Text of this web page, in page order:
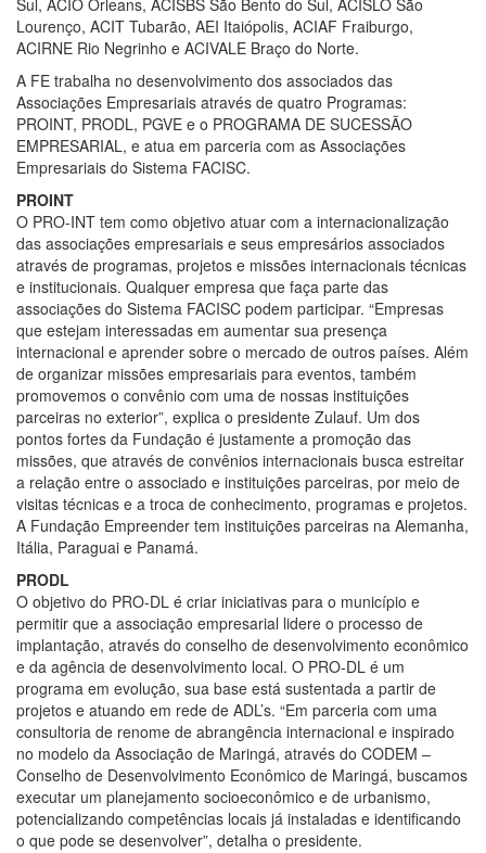
Sul, ACIO Orleans, ACISBS São Bento do Sul, ACISLO São
Lourenço, ACIT Tubarão, AEI Itaiópolis, ACIAF Fraiburgo,
ACIRNE Rio Negrinho e ACIVALE Braço do Norte.
A FE trabalha no desenvolvimento dos associados das
Associações Empresariais através de quatro Programas:
PROINT, PRODL, PGVE e o PROGRAMA DE SUCESSÃO
EMPRESARIAL, e atua em parceria com as Associações
Empresariais do Sistema FACISC.
PROINT
O PRO-INT tem como objetivo atuar com a internacionalização
das associações empresariais e seus empresários associados
através de programas, projetos e missões internacionais técnicas
e institucionais. Qualquer empresa que faça parte das
associações do Sistema FACISC podem participar. “Empresas
que estejam interessadas em aumentar sua presença
internacional e aprender sobre o mercado de outros países. Além
de organizar missões empresariais para eventos, também
promovemos o convênio com uma de nossas instituições
parceiras no exterior”, explica o presidente Zulauf. Um dos
pontos fortes da Fundação é justamente a promoção das
missões, que através de convênios internacionais busca estreitar
a relação entre o associado e instituições parceiras, por meio de
visitas técnicas e a troca de conhecimento, programas e projetos.
A Fundação Empreender tem instituições parceiras na Alemanha,
Itália, Paraguai e Panamá.
PRODL
O objetivo do PRO-DL é criar iniciativas para o município e
permitir que a associação empresarial lidere o processo de
implantação, através do conselho de desenvolvimento econômico
e da agência de desenvolvimento local. O PRO-DL é um
programa em evolução, sua base está sustentada a partir de
projetos e atuando em rede de ADL’s. “Em parceria com uma
consultoria de renome de abrangência internacional e inspirado
no modelo da Associação de Maringá, através do CODEM –
Conselho de Desenvolvimento Econômico de Maringá, buscamos
executar um planejamento socioeconômico e de urbanismo,
potencializando competências locais já instaladas e identificando
o que pode se desenvolver”, detalha o presidente.